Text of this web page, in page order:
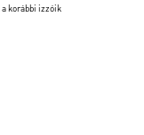
korábbi izzóik